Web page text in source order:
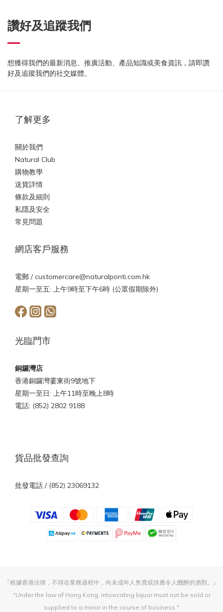
讚好及追蹤我們
想獲得我們的最新消息、推廣活動、產品知識或美食資訊，請即讚
好及追蹤我們的社交媒體。
了解更多
關於我們
Natural Club
購物教學
送貨詳情
條款及細則
私隱及安全
常見問題
網店客戶服務
電郵 /customercare@naturalponti.com.hk
星期一至五: 上午9時至下午6時 (公眾假期除外)
光臨門市
銅鑼灣店
香港銅鑼灣霎東街9號地下
星期一至日: 上午11時至晚上8時
電話: (852) 2802 9188
貨品批發查詢
批發電話 / (852) 23069132
『根據香港法律，不得在業務過程中，向未成年人售賣或供應令人醺醉的酒類。』
"Under the law of Hong Kong, intoxicating liquor must not be sold or
supplied to a minor in the course of business."